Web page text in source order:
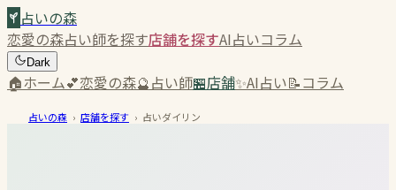
占いの森
恋愛の森占い師を探す店舗を探すAI占いコラム
Dark
🏠ホーム💕恋愛の森🔮占い師🏪店舗✨AI占い📝コラム
占いの森 › 店舗を探す › 占いダイリン